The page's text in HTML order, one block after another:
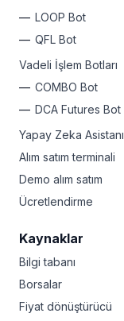
LOOP Bot
QFL Bot
Vadeli İşlem Botları
COMBO Bot
DCA Futures Bot
Yapay Zeka Asistanı
Alım satım terminali
Demo alım satım
Ücretlendirme
Kaynaklar
Bilgi tabanı
Borsalar
Fiyat dönüştürücü